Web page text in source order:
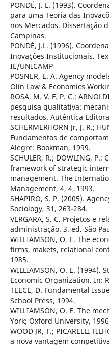
PONDÉ, J. L. (1993).
para uma Teoria das
nos Mercados. Dissertação
Campinas.
PONDÉ, J.L. (1996).
Inovações Institucionais.
IE/UNICAMP
POSNER, E. A. Agency
Olin Law & Economics
ROSA, M. V. F. P. C.;
pesquisa qualitativa:
resultados. Autêntica
SCHERMERHORN Jr, J. R.;
Fundamentos de
Alegre: Bookman, 1999.
SCHULER, R.; DOWLING,
framework of strategic
management. The
Management, 4, 4, 1993.
SHAPIRO, S. P. (2005).
Sociology, 31, 263-284.
VERGARA, S. C. Projetos e
administração. 3. ed. São
WILLIAMSON, O. E. The
firms, makets, relational
1985.
WILLIAMSON, O. E. (1994).
Economic Organization. In:
TEECE, D. Fundamental
School Press, 1994.
WILLIAMSON, O. E. The
York; Oxford University,
WOOD JR, T.; PICARELLI
a nova vantagem